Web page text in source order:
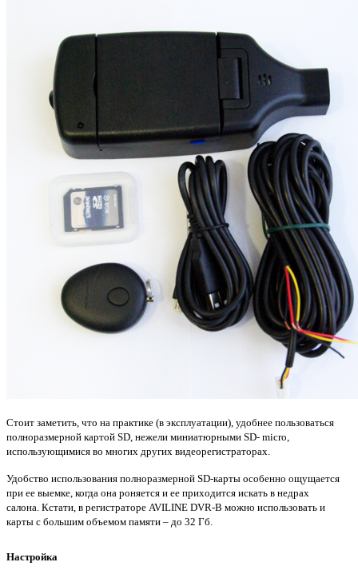
Стоит заметить, что на практике (в эксплуатации), удобнее пользоваться
полноразмерной картой SD, нежели миниатюрными SD- micro,
использующимися во многих других видеорегистраторах.
Удобство использования полноразмерной SD-карты особенно ощущается
при ее выемке, когда она роняется и ее приходится искать в недрах
салона. Кстати, в регистраторе AVILINE DVR-B можно использовать и
карты с большим объемом памяти – до 32 Гб.
Настройка